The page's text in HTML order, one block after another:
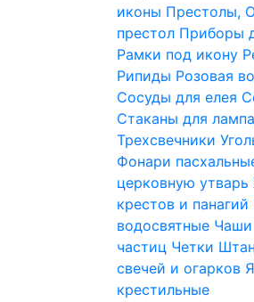
иконы Престолы,
престол Приборы
Рамки под икону
Рипиды Розовая
Сосуды для елея
Стаканы для
Трехсвечники
Фонари
церковную утварь
крестов и панагий
водосвятные Чаши
частиц Четки
свечей и огарков
крестильные